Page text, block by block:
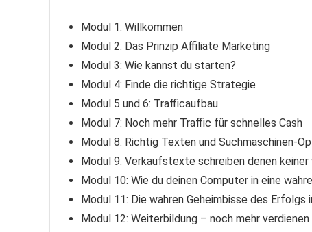
Modul 1: Willkommen
Modul 2: Das Prinzip Affiliate Marketing
Modul 3: Wie kannst du starten?
Modul 4: Finde die richtige Strategie
Modul 5 und 6: Trafficaufbau
Modul 7: Noch mehr Traffic für schnelles Cash
Modul 8: Richtig Texten und Suchmaschinen-
Modul 9: Verkaufstexte schreiben denen keiner
Modul 10: Wie du deinen Computer in eine
Modul 11: Die wahren Geheimbisse des Erfolgs
Modul 12: Weiterbildung – noch mehr verdienen